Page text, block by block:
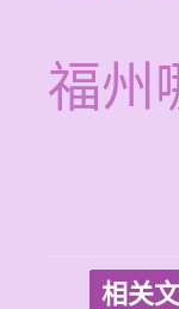
福州
相关